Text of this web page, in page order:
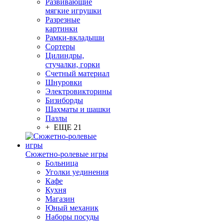
Развивающие
мягкие игрушки
Разрезные
картинки
Рамки-вкладыши
Сортеры
Цилиндры,
стучалки, горки
Счетный материал
Шнуровки
Электровикторины
Бизиборды
Шахматы и шашки
Пазлы
+ ЕЩЕ 21
Сюжетно-ролевые игры
Больница
Уголки уединения
Кафе
Кухня
Магазин
Юный механик
Наборы посуды